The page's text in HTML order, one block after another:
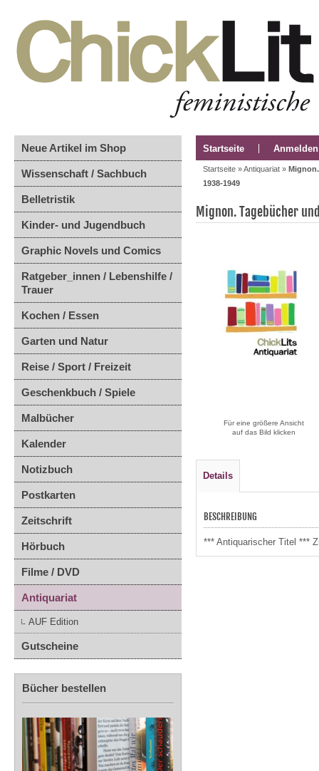
Neue Artikel im Shop
Wissenschaft / Sachbuch
Belletristik
Kinder- und Jugendbuch
Graphic Novels und Comics
Ratgeber_innen / Lebenshilfe /
Trauer
Kochen / Essen
Garten und Natur
Reise / Sport / Freizeit
Geschenkbuch / Spiele
Malbücher
Kalender
Notizbuch
Postkarten
Zeitschrift
Hörbuch
Filme / DVD
Antiquariat
AUF Edition
Gutscheine
Bücher bestellen
Startseite Anmelden
Startseite »Antiquariat »
1938-1949
Mignon. Tagebücher
Für eine größere Ansicht
auf das Bild klicken
Details
BESCHREIBUNG
*** Antiquarischer Titel ***